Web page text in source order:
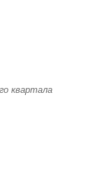
квартала